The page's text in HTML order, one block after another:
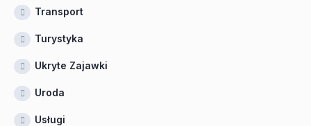
Transport
Turystyka
Ukryte Zajawki
Uroda
Usługi